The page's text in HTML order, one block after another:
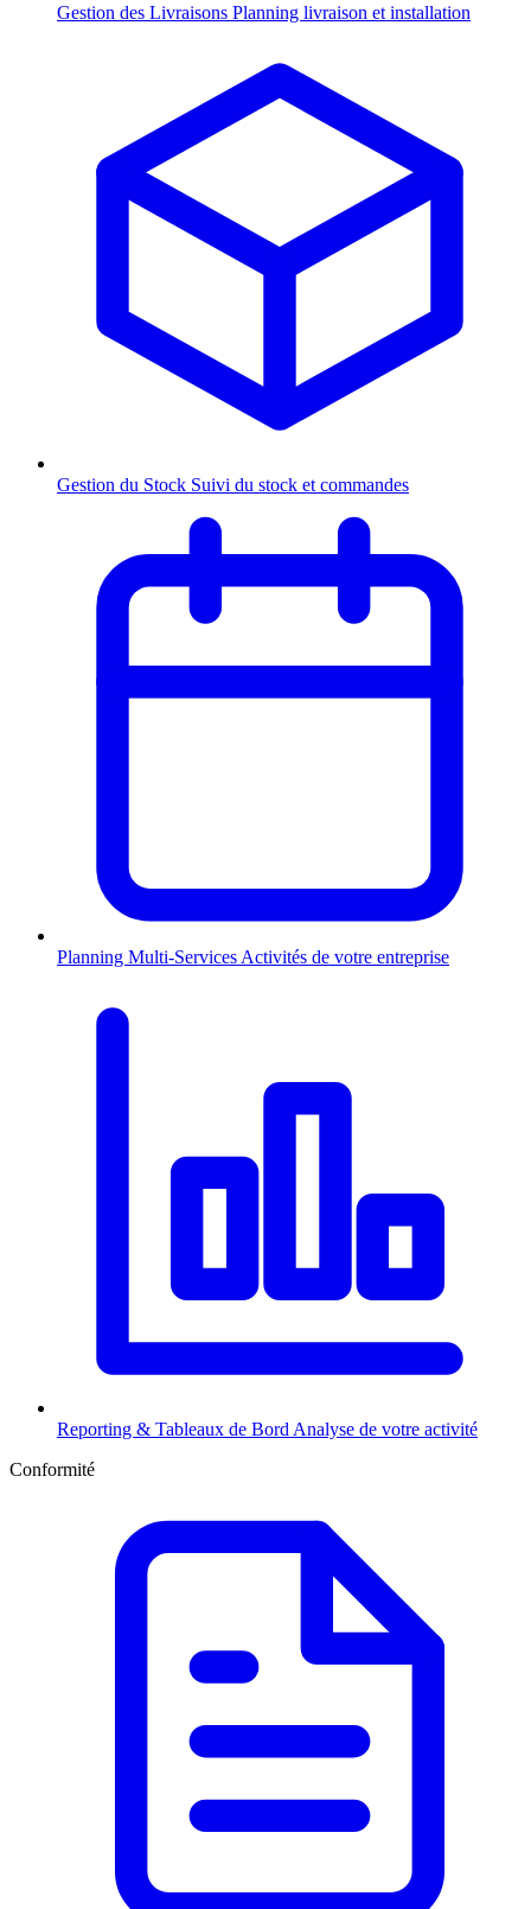
Gestion des Livraisons Planning livraison et installation
Gestion du Stock Suivi du stock et commandes
Planning Multi-Services Activités de votre entreprise
Reporting & Tableaux de Bord Analyse de votre activité
Conformité